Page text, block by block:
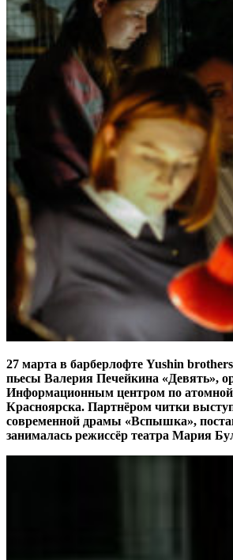
27 марта в барберлофте Yushin
пьесы Валерия Печейкина «Девять»,
Информационным центром по
Красноярска. Партнёром читки
современной драмы «Вспышка»,
занималась режиссёр театра Мария